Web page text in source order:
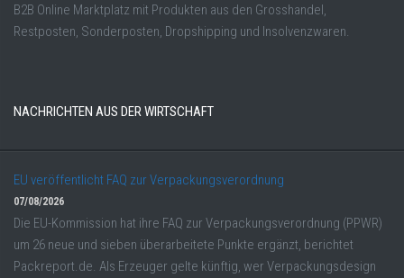
B2B Online Marktplatz mit Produkten aus den Grosshandel,
Restposten, Sonderposten, Dropshipping und Insolvenzwaren.
NACHRICHTEN AUS DER WIRTSCHAFT
EU veröffentlicht FAQ zur Verpackungsverordnung
07/08/2026
Die EU-Kommission hat ihre FAQ zur Verpackungsverordnung (PPWR)
um 26 neue und sieben überarbeitete Punkte ergänzt, berichtet
Packreport.de. Als Erzeuger gelte künftig, wer Verpackungsdesign